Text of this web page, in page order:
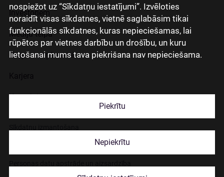
nospiežot uz “Sīkdatņu iestatījumi”. Izvēloties
noraidīt visas sīkdatnes, vietnē saglabāsim tikai
funkcionālās sīkdatnes, kuras nepieciešamas, lai
rūpētos par vietnes darbību un drošību, un kuru
lietošanai mums tava piekrišana nav nepieciešama.
Piekrītu
Nepiekrītu
Investoriem
Mediju telpa
Grupas uzņēmumi
Kontakti